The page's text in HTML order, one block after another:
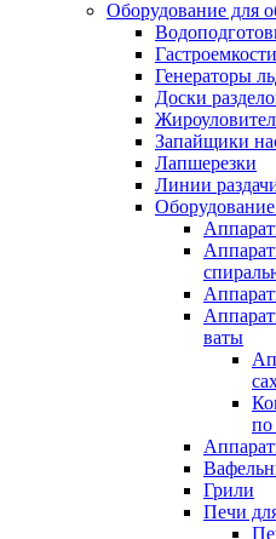
Оборудование для
Гастроемкости
Генераторы
Доски
Запайщики
Лапшерезки
Линии
ваты
по
Грили
Печи